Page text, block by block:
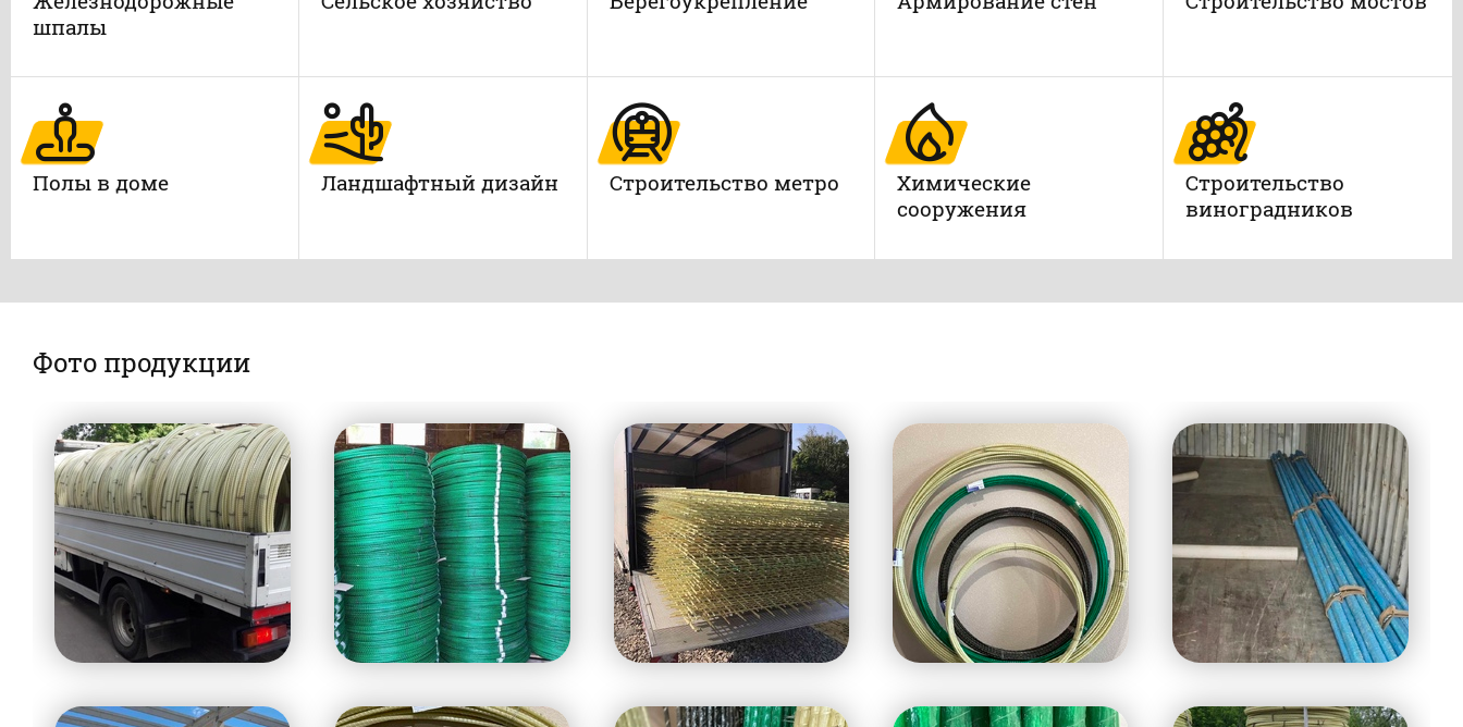
шпалы
Полы в доме Ландшафтный дизайн Строительство метро
Химические
сооружения
Строительство
виноградников
Фото продукции